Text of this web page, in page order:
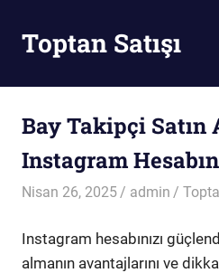
contentToptan Satışı
Bay Takipçi Satın
Instagram
Nisan 26, 2025 admin
Instagram hesabınızı
almanın avantajlarını ve